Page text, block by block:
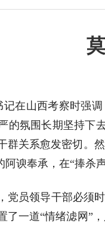
记在山西考察时强
的氛围长期坚持下
群关系愈发密切。
谀奉承，在“捧杀
党员领导干部必须
了一道“情绪滤网”